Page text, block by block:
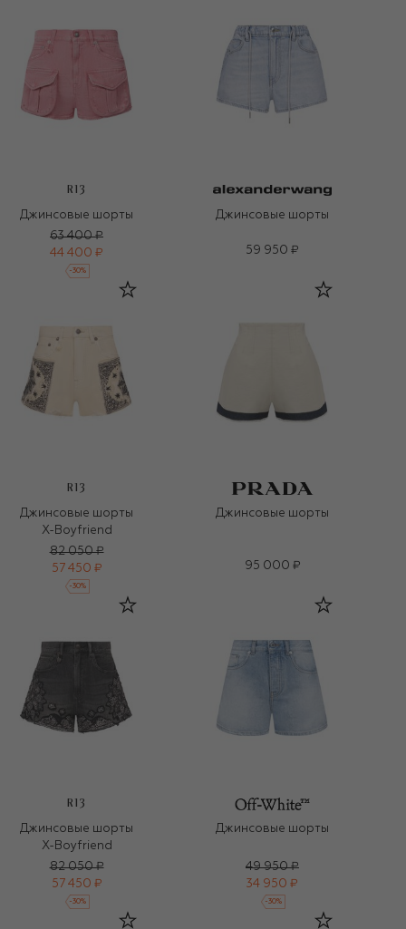
R13
Джинсовые шорты
63 400 ₽
44 400 ₽
-30%
Джинсовые шорты
59 950 ₽
R13
Джинсовые шорты
X-Boyfriend
82 050 ₽
57 450 ₽
-30%
Джинсовые шорты
95 000 ₽
R13
Джинсовые шорты
X-Boyfriend
82 050 ₽
57 450 ₽
-30%
Джинсовые шорты
49 950 ₽
34 950 ₽
-30%